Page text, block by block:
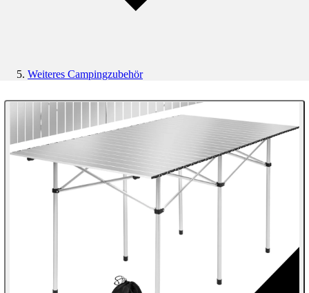
Weiteres Campingzubehör